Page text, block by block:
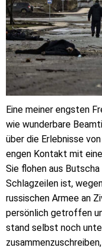
Eine meiner engsten
wie wunderbare
über die Erlebnisse
engen Kontakt mit
Sie flohen aus
Schlagzeilen ist,
russischen Armee an
persönlich getroffen
stand selbst noch